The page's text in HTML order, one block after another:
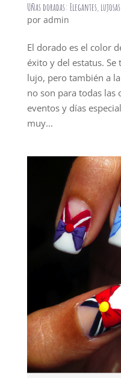
Uñas doradas: Elegantes,
por admin
El dorado es el color
éxito y del estatus.
lujo, pero también a
no son para todas las
eventos y días
muy...